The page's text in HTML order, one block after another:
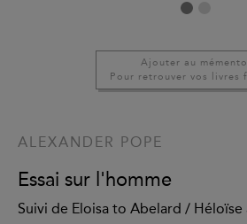
Ajouter au mémento
Pour retrouver vos livres
ALEXANDER POPE
Essai sur l'homme
Suivi de Eloisa to Abelard / Héloïse